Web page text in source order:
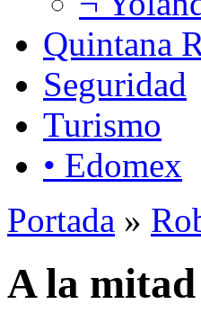
Quintana
Seguridad
Turismo
• Edomex
Portada »
A la